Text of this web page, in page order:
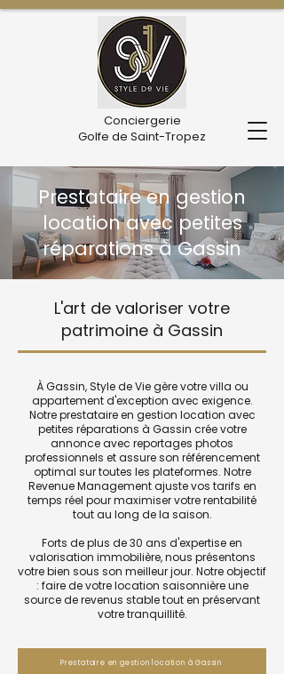
Conciergerie
Golfe de Saint-Tropez
Prestataire en gestion
location avec petites
réparations à Gassin
L'art de valoriser votre
patrimoine à Gassin
À Gassin, Style de Vie gère votre villa ou
appartement d'exception avec exigence.
Notre prestataire en gestion location avec
petites réparations à Gassin crée votre
annonce avec reportages photos
professionnels et assure son référencement
optimal sur toutes les plateformes. Notre
Revenue Management ajuste vos tarifs en
temps réel pour maximiser votre rentabilité
tout au long de la saison.
Forts de plus de 30 ans d'expertise en
valorisation immobilière, nous présentons
votre bien sous son meilleur jour. Notre objectif
: faire de votre location saisonnière une
source de revenus stable tout en préservant
votre tranquillité.
Prestataire en gestion location à Gassin